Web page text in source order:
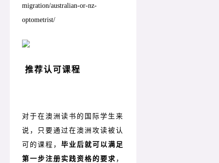
migration/australian-or-nz-
optometrist/
推荐认可课程
对于在澳洲读书的国际学生来
说，只要通过在澳洲攻读被认
可的课程， 毕业后就可以满足
第一步注册实践资格的要求 ，